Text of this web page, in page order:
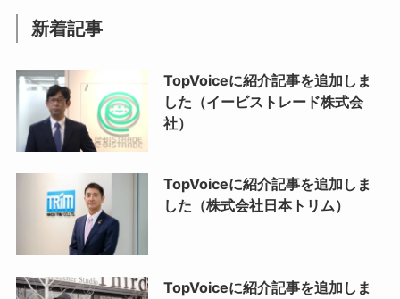
新着記事
TopVoiceに紹介記事を追加しま
した（イービストレード株式会
社）
TopVoiceに紹介記事を追加しま
した（株式会社日本トリム）
TopVoiceに紹介記事を追加しま